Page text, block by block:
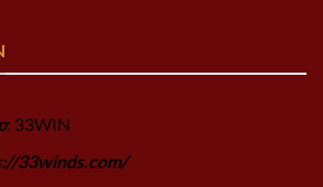
: 33WIN
33winds.com/